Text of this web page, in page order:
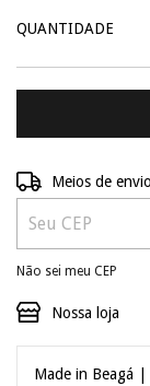
QUANTIDADE
Entregas para o CEP:
Meios de envio
Não sei meu CEP
Nossa loja
Made in Beagá |